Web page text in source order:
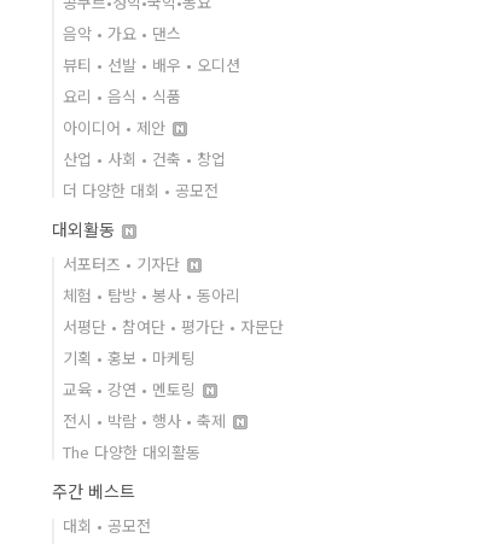
음악 • 가요 • 댄스
뷰티 • 선발 • 배우 • 오디션
요리 • 음식 • 식품
아이디어 • 제안
산업 • 사회 • 건축 • 창업
더 다양한 대회 • 공모전
대외활동
서포터즈 • 기자단
체험 • 탐방 • 봉사 • 동아리
서평단 • 참여단 • 평가단 • 자문단
기획 • 홍보 • 마케팅
교육 • 강연 • 멘토링
전시 • 박람 • 행사 • 축제
The 다양한 대외활동
주간 베스트
대회 • 공모전